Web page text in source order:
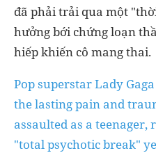
đã phải trải qua một
hưởng bới chứng loạn
hiếp khiến cô mang thai.
Pop superstar Lady
the lasting pain and
assaulted as a teenager,
"total psychotic break"